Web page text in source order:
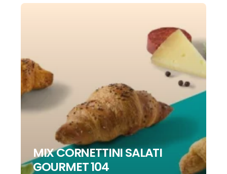
MIX CORNETTINI SALATI
GOURMET 104